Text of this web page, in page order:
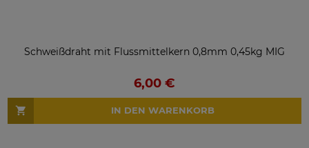
Schweißdraht mit Flussmittelkern 0,8mm 0,45kg MIG
6,00 €
IN DEN WARENKORB